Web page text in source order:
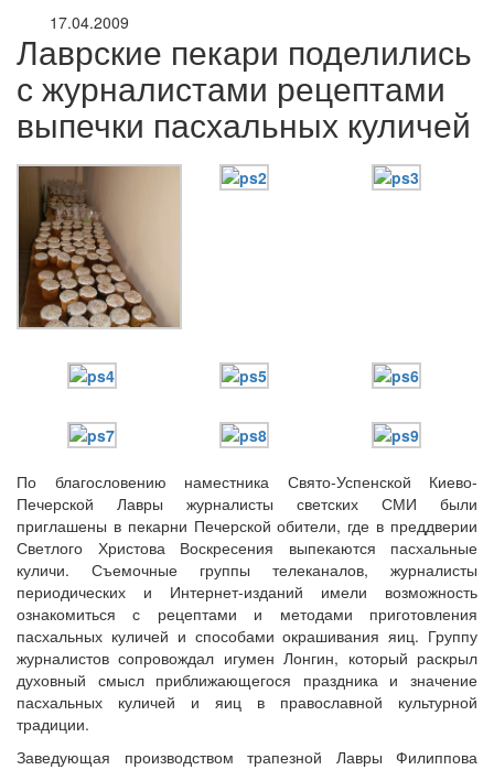
Онлайн трансляции
Веб-камеры
12 сентября 2015
Название трансляции
12 сентября 2015
Название трансляции
12 сентября 2015
Название трансляции
12 сентября 2015
Название трансляции
12 сентября 2015
Название трансляции
12 сентября 2015Название трансляции
12 сентября 2015
Название трансляции
Перейти к архиву
17.04.2009
Лаврские пекари поделились
с журналистами рецептами
выпечки пасхальных куличей
По благословению наместника Свято-Успенской Киево-
Печерской Лавры журналисты светских СМИ были
приглашены в пекарни Печерской обители, где в преддверии
Светлого Христова Воскресения выпекаются пасхальные
куличи. Съемочные группы телеканалов, журналисты
периодических и Интернет-изданий имели возможность
ознакомиться с рецептами и методами приготовления
пасхальных куличей и способами окрашивания яиц. Группу
журналистов сопровождал игумен Лонгин, который раскрыл
духовный смысл приближающегося праздника и значение
пасхальных куличей и яиц в православной культурной
традиции.
Заведующая производством трапезной Лавры Филиппова